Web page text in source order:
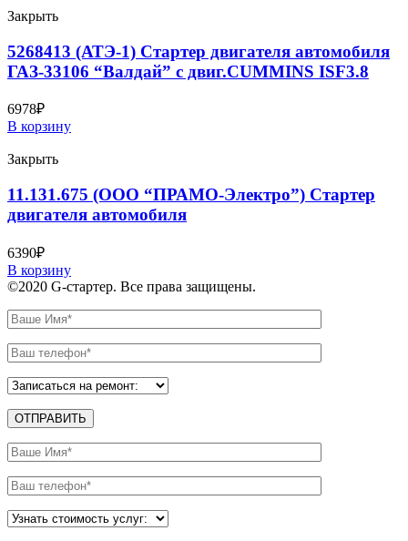
Закрыть
5268413 (АТЭ-1) Стартер двигателя автомобиля
ГАЗ-33106 “Валдай” с двиг.CUMMINS ISF3.8
6978₽
В корзину
Закрыть
11.131.675 (ООО “ПРАМО-Электро”) Стартер
двигателя автомобиля
6390₽
В корзину
©2020 G-стартер. Все права защищены.